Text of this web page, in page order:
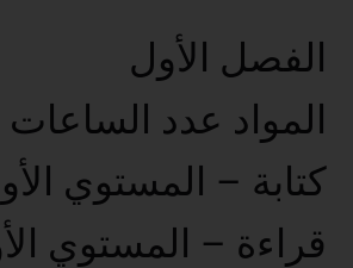
الفصل الأول
المواد عدد الساعات
كتابة – المستوي
قراءة – المستوي